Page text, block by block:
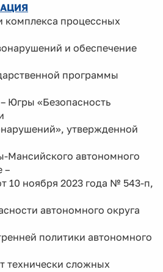
комплекса процессных
и обеспечение
программы
Югры «Безопасность
утвержденной
Мансийского автономного
–
10 ноября 2023 года № 543-п,
автономного округа
политики автономного
технически сложных